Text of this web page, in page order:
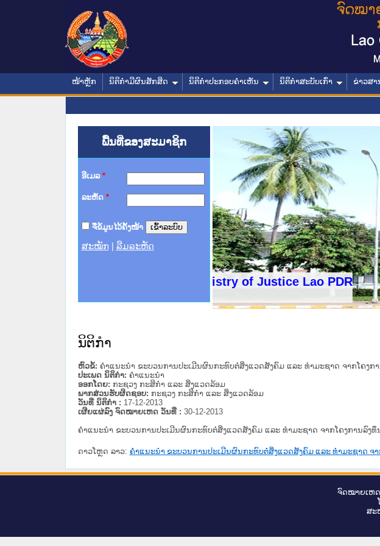
ໜ້າຫຼັກ ນິຕິກໍາມີຜົນສັກສິດ ນິຕິກໍາປະກອບຄໍາເຫັນ ນິຕິກໍາສະບັບເກົ່າ ຂ່າວສ
ພື້ນທີ່ຂອງສະມາຊິກ
ອີເມລ *
ລະຫັດ *
ຈື່ຂໍ້ມູນໄວ້ຄັ້ງໜ້າ
ສະໝັກ ລືມລະຫັດ
Ministry of Justice Lao PDR
ານສະພາປະຊາຊົນ ພາກເໜືອ
ທາງລັດຖະການ
ສຳລັບ ພາກກາງ
ສຳລັບ ພາກໃຕ້
ວິທະຍາຄານຕຳຫຼວດປະຊາຊົນ
ວິທະຍາຄານສັນຕິບານປະຊາຊົນ
າຍເຫດທາງລັດຖະການໃຫ້ຜູ້ປະສານງານ
ຂັ້ນແຂວງພາກເໜືອ
ານສະພາປະຊາຊົນ ພາກກາງ
ນິຕິກໍາ
ຫົວຂໍ້: ຄຳແນະນຳ ຂະບວນການປະເມີນຜົນກະທົບຕໍ່ສິ່ງແວດສັງຄົມ ແລະ ທຳມະຊາດ ຈາກໂຄງກ
ປະເພດ ນິຕິກໍາ: ຄໍາແນະນໍາ
ອອກໂດຍ: ກະຊວງ ກະສິກຳ ແລະ ສິ່ງແວດລ້ອມ
ພາກສ່ວນຮັບຜິດຊອບ: ກະຊວງ ກະສິກຳ ແລະ ສິ່ງແວດລ້ອມ
ວັນທີ່ ນິຕິກໍາ : 17-12-2013
ເຜີຍແຜ່ລົງ ຈົດໝາຍເຫດ ວັນທີ່ : 30-12-2013
ຄຳແນະນຳ ຂະບວນການປະເມີນຜົນກະທົບຕໍ່ສິ່ງແວດສັງຄົມ ແລະ ທຳມະຊາດ ຈາກໂຄງການລົງທຶ
ດາວໂຫຼດ ລາວ: ຄຳແນະນຳ ຂະບວນການປະເມີນຜົນກະທົບຕໍ່ສິ່ງແວດສັງຄົມ ແລະ ທຳມະຊາດ ຈ
ຈົດ​ໝາຍ​ເຫ
ສະ​